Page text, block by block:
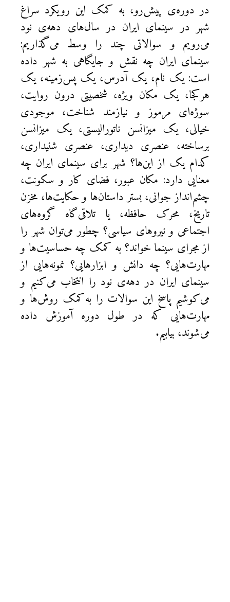
در دوره‌ی پیش‌رو، به کمک این رویکرد سراغ
شهر در سینمای ایران در سال‌های دهه‌ی نود
می‌رویم و سوالاتی چند را وسط می‌گذاریم:
سینمای ایران چه نقش و جایگاهی به شهر داده
است: یک نام، یک آدرس، یک پس‌زمینه، یک
هرکجا، یک مکان ویژه، شخصیتی درون روایت،
سوژه‌ای مرموز و نیازمند شناخت، موجودی
خیالی، یک میزانسن ناتورالیستی، یک میزانسن
برساخته، عنصری دیداری، عنصری شنیداری،
کدام یک از این‌ها؟ شهر برای سینمای ایران چه
معنایی دارد: مکان عبور، فضای کار و سکونت،
چشم‌انداز جوانی، بستر داستان‌ها و حکایت‌ها، مخزن
تاریخ، محرک حافظه، یا تلاقی‌گاه گروه‌های
اجتماعی و نیروهای سیاسی؟ چطور می‌توان شهر را
از مجرای سینما خواند؟ به کمک چه حساسیت‌ها و
مهارت‌هایی؟ چه دانش و ابزارهایی؟ نمونه‌هایی از
سینمای ایران در دهه‌ی نود را انتخاب می‌کنیم و
می‌کوشیم پاسخ این سوالات را به‌کمک روش‌ها و
مهارت‌هایی که در طول دوره آموزش داده
می‌شوند، بیابیم.